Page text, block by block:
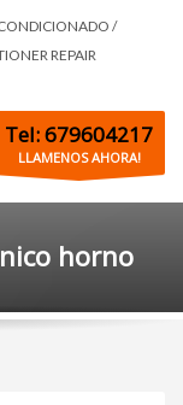
/
REPAIR
Tel: 679604217
LLAMENOS AHORA!
horno